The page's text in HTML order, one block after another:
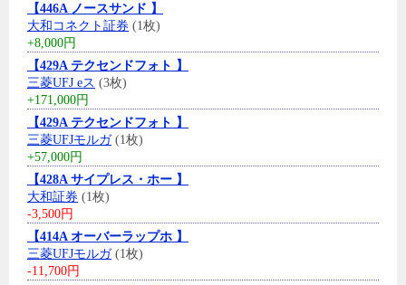
【446A ノースサンド 】
大和コネクト証券 (1枚)
+8,000円
【429A テクセンドフォト 】
三菱UFJ eス (3枚)
+171,000円
【429A テクセンドフォト 】
三菱UFJモルガ(1枚)
+57,000円
【428A サイプレス・ホー 】
大和証券 (1枚)
-3,500円
【414A オーバーラップホ 】
三菱UFJモルガ(1枚)
-11,700円